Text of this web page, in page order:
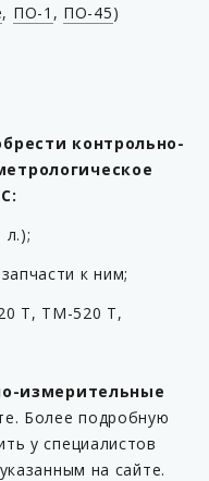
, ПО-1 , ПО-45)
контрольно-
л.);
к ним;
Т, ТМ-520 Т,
измерительные
Более подробную
у специалистов
на сайте.